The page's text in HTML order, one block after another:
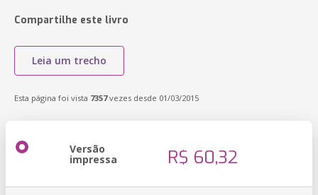
Compartilhe este livro
Leia um trecho
Esta página foi vista 7357vezes desde 01/03/2015
Versão
impressa R$ 60,32